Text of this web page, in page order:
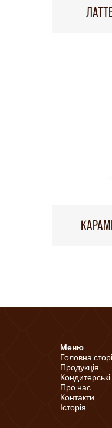
Меню
Головна
Продукція
Кондитерські
Про нас
Контакти
Історія